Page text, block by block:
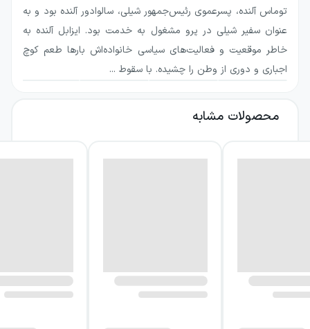
توماس آلنده، پسرعموی رئیس‌جمهور شیلی، سالوادور آلنده بود و به
عنوان سفیر شیلی در پرو مشغول به خدمت بود. ایزابل آلنده به
خاطر موقعیت و فعالیت‌های سیاسی خانواده‌اش بارها طعم کوچ
اجباری و دوری از وطن را چشیده. با سقوط ...
محصولات مشابه